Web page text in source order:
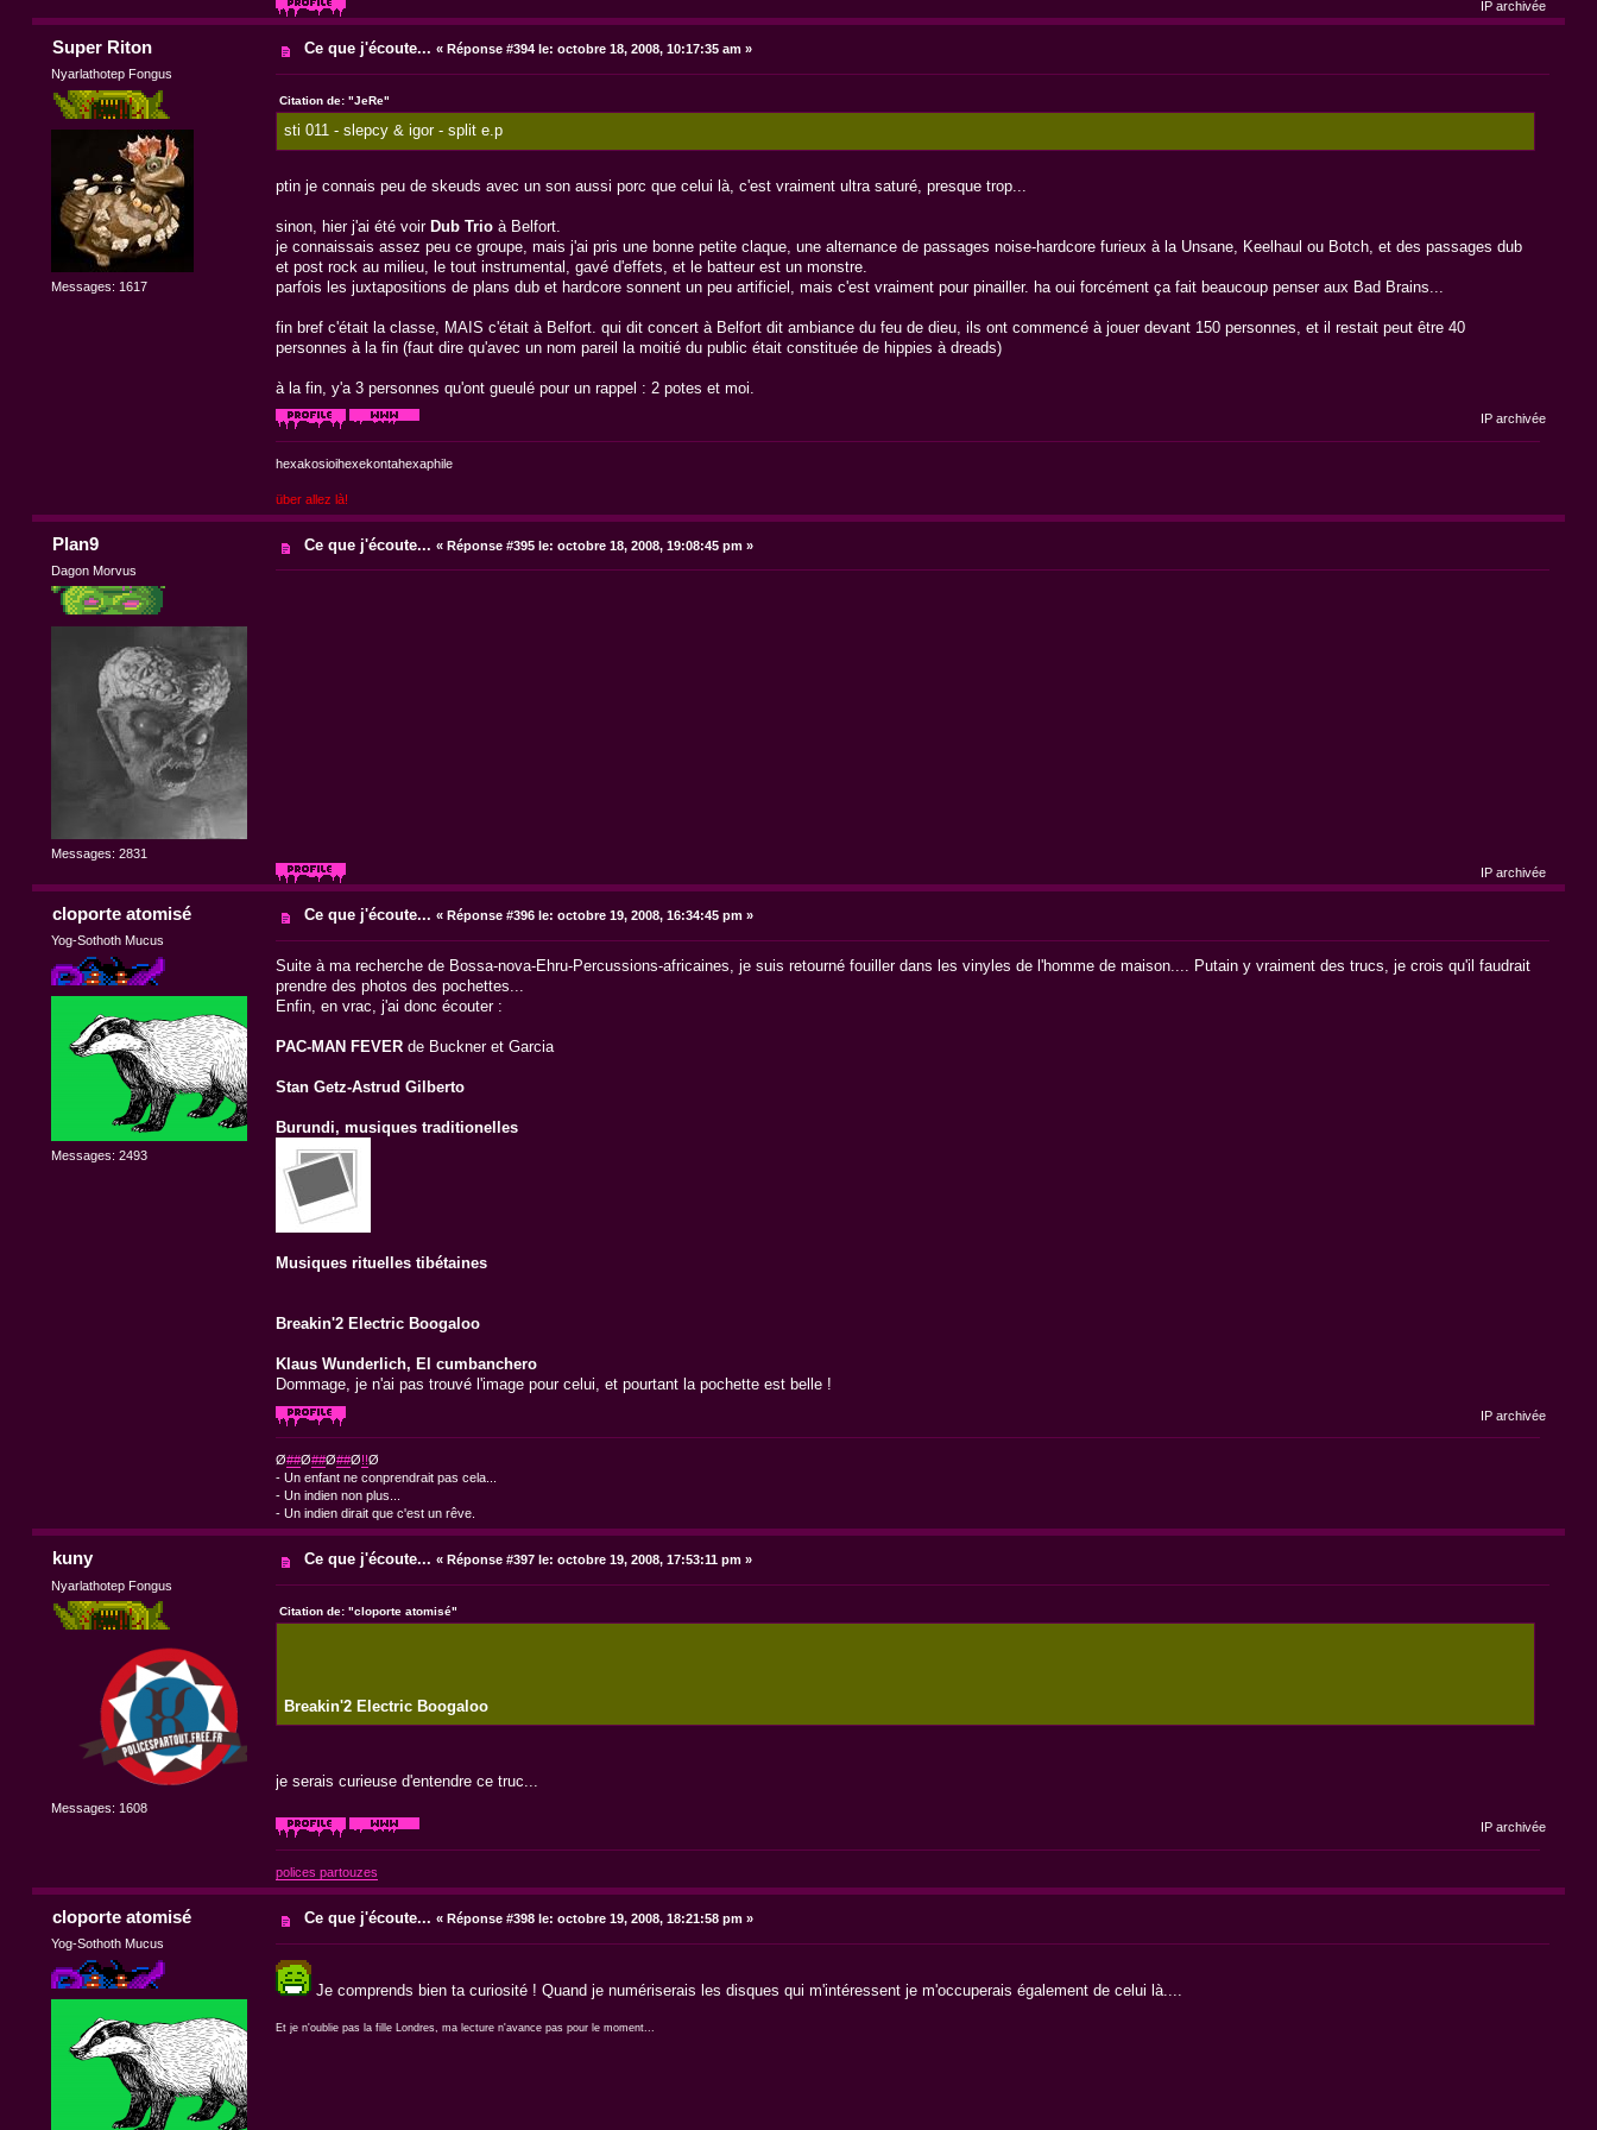
IP archivée
Super Riton
Nyarlathotep Fongus
Messages: 1617
Ce que j'écoute... « Réponse #394 le: octobre 18, 2008, 10:17:35 am »
Citation de: "JeRe"
sti 011 - slepcy & igor - split e.p
ptin je connais peu de skeuds avec un son aussi porc que celui là, c'est vraiment ultra saturé, presque trop...
sinon, hier j'ai été voir Dub Trioà Belfort.
je connaissais assez peu ce groupe, mais j'ai pris une bonne petite claque, une alternance de passages noise-hardcore furieux à la Unsane, Keelhaul ou Botch, et des passages dub
et post rock au milieu, le tout instrumental, gavé d'effets, et le batteur est un monstre.
parfois les juxtapositions de plans dub et hardcore sonnent un peu artificiel, mais c'est vraiment pour pinailler. ha oui forcément ça fait beaucoup penser aux Bad Brains...
fin bref c'était la classe, MAIS c'était à Belfort. qui dit concert à Belfort dit ambiance du feu de dieu, ils ont commencé à jouer devant 150 personnes, et il restait peut être 40
personnes à la fin (faut dire qu'avec un nom pareil la moitié du public était constituée de hippies à dreads)
à la fin, y'a 3 personnes qu'ont gueulé pour un rappel : 2 potes et moi.
IP archivée
hexakosioihexekontahexaphile
über allez là!
Plan9
Dagon Morvus
Messages: 2831
Ce que j'écoute... « Réponse #395 le: octobre 18, 2008, 19:08:45 pm »
IP archivée
cloporte atomisé
Yog-Sothoth Mucus
Messages: 2493
Ce que j'écoute... « Réponse #396 le: octobre 19, 2008, 16:34:45 pm »
Suite à ma recherche de Bossa-nova-Ehru-Percussions-africaines, je suis retourné fouiller dans les vinyles de l'homme de maison.... Putain y vraiment des trucs, je crois qu'il faudrait
prendre des photos des pochettes...
Enfin, en vrac, j'ai donc écouter :
PAC-MAN FEVERde Buckner et Garcia
Stan Getz-Astrud Gilberto
Burundi, musiques traditionelles
Musiques rituelles tibétaines
Breakin'2 Electric Boogaloo
Klaus Wunderlich, El cumbanchero
Dommage, je n'ai pas trouvé l'image pour celui, et pourtant la pochette est belle !
IP archivée
Ø##Ø##Ø##Ø!!Ø
- Un enfant ne conprendrait pas cela...
- Un indien non plus...
- Un indien dirait que c'est un rêve.
kuny
Nyarlathotep Fongus
Messages: 1608
Ce que j'écoute... « Réponse #397 le: octobre 19, 2008, 17:53:11 pm »
Citation de: "cloporte atomisé"
Breakin'2 Electric Boogaloo
je serais curieuse d'entendre ce truc...
IP archivée
polices partouzes
cloporte atomisé
Yog-Sothoth Mucus
Ce que j'écoute... « Réponse #398 le: octobre 19, 2008, 18:21:58 pm »
Je comprends bien ta curiosité ! Quand je numériserais les disques qui m'intéressent je m'occuperais également de celui là....
Et je n'oublie pas la fille Londres, ma lecture n'avance pas pour le moment...